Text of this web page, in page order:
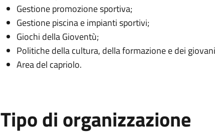
Gestione promozione sportiva;
Gestione piscina e impianti sportivi;
Giochi della Gioventù;
Politiche della cultura, della formazione e dei
Area del capriolo.
Tipo di organizzazione